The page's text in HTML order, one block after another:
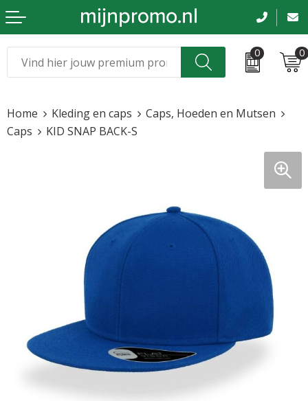
0 0
Kleding & caps
Tassen en reizen
Beurs en evenementen
Bloemen en planten
Horeca
Sinterklaas
Home Kleding en caps
Caps, Hoeden en Mutsen
Caps
KID SNAP BACK-S